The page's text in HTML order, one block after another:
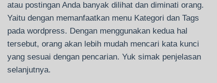
atau postingan Anda banyak dilihat dan diminati orang.
Yaitu dengan memanfaatkan menu Kategori dan Tags
pada wordpress. Dengan menggunakan kedua hal
tersebut, orang akan lebih mudah mencari kata kunci
yang sesuai dengan pencarian. Yuk simak penjelasan
selanjutnya.